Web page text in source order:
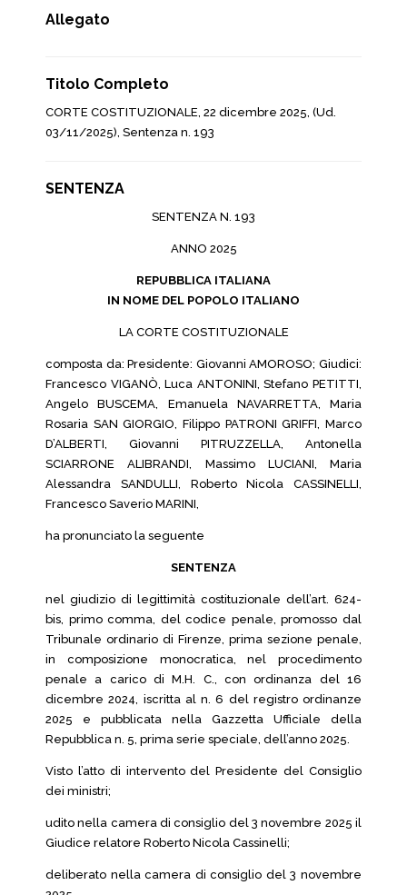
Allegato
Titolo Completo
CORTE COSTITUZIONALE, 22 dicembre 2025, (Ud.
03/11/2025), Sentenza n. 193
SENTENZA
SENTENZA N. 193
ANNO 2025
REPUBBLICA ITALIANA
IN NOME DEL POPOLO ITALIANO
LA CORTE COSTITUZIONALE
composta da: Presidente: Giovanni AMOROSO; Giudici:
Francesco VIGANÒ, Luca ANTONINI, Stefano PETITTI,
Angelo BUSCEMA, Emanuela NAVARRETTA, Maria
Rosaria SAN GIORGIO, Filippo PATRONI GRIFFI, Marco
D’ALBERTI, Giovanni PITRUZZELLA, Antonella
SCIARRONE ALIBRANDI, Massimo LUCIANI, Maria
Alessandra SANDULLI, Roberto Nicola CASSINELLI,
Francesco Saverio MARINI,
ha pronunciato la seguente
SENTENZA
nel giudizio di legittimità costituzionale dell’art. 624-
bis, primo comma, del codice penale, promosso dal
Tribunale ordinario di Firenze, prima sezione penale,
in composizione monocratica, nel procedimento
penale a carico di M.H. C., con ordinanza del 16
dicembre 2024, iscritta al n. 6 del registro ordinanze
2025 e pubblicata nella Gazzetta Ufficiale della
Repubblica n. 5, prima serie speciale, dell’anno 2025.
Visto l’atto di intervento del Presidente del Consiglio
dei ministri;
udito nella camera di consiglio del 3 novembre 2025 il
Giudice relatore Roberto Nicola Cassinelli;
deliberato nella camera di consiglio del 3 novembre